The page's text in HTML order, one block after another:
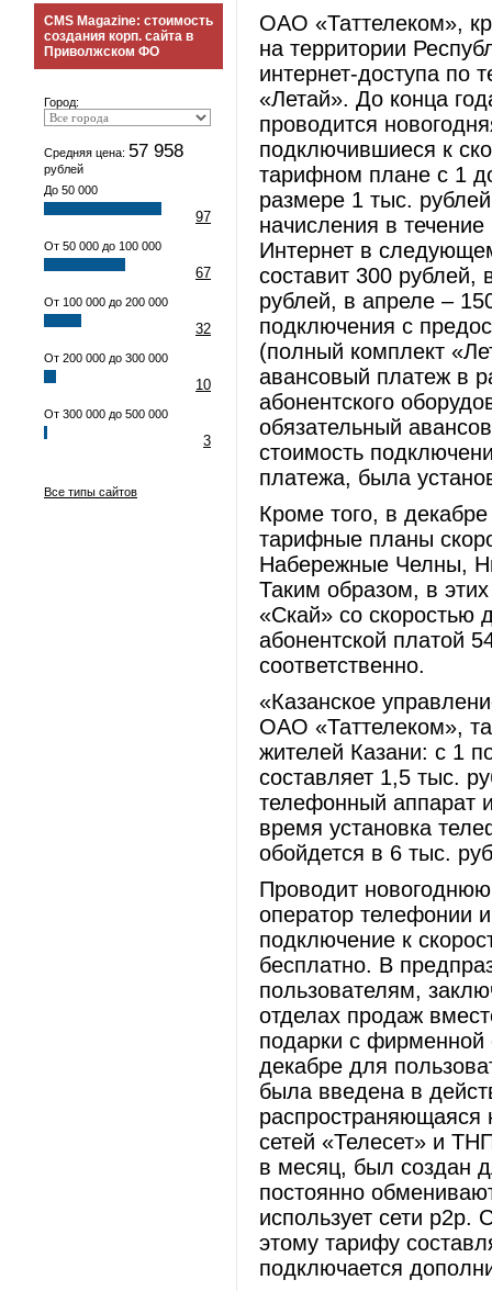
CMS Magazine: стоимость
создания корп. сайта в
Приволжском ФО
Город:
Средняя цена: 57 958
рублей
До 50 000
97
От 50 000 до 100 000
67
От 100 000 до 200 000
32
От 200 000 до 300 000
10
От 300 000 до 500 000
3
Все типы сайтов
ОАО «Таттелеком»,
на территории
интернет-доступа по
«Летай». До конца
проводится
подключившиеся к
тарифном плане с 1
размере 1 тыс.
начисления в
Интернет в
составит 300
рублей, в апреле –
подключения с
(полный комплект
авансовый платеж в
абонентского
обязательный
стоимость
платежа, была
Кроме того, в
тарифные планы
Набережные Челны,
Таким образом, в
«Скай» со скоростью
абонентской платой
соответственно.
«Казанское
ОАО «Таттелеком»,
жителей Казани: с 1
составляет 1,5 тыс.
телефонный аппарат
время установка
обойдется в 6 тыс.
Проводит
оператор телефонии
подключение к
бесплатно. В
пользователям,
отделах продаж
подарки с фирменной
декабре для
была введена в
распространяющаяся
сетей «Телесет» и
в месяц, был создан
постоянно
использует сети p2p.
этому тарифу
подключается